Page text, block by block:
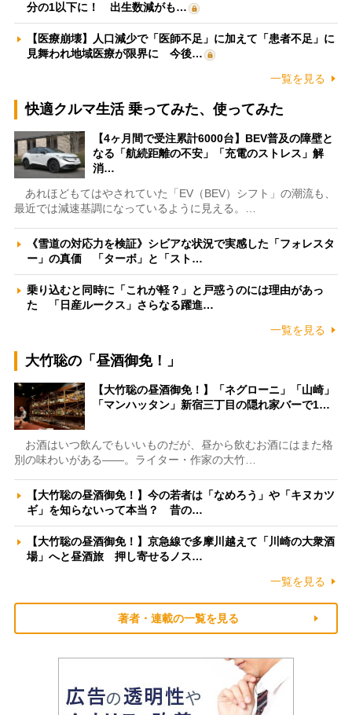
分の1以下に！ 出生数減がも…
【医療崩壊】人口減少で「医師不足」に加えて「患者不足」に
見舞われ地域医療が限界に 今後…
一覧を見る
快適クルマ生活 乗ってみた、使ってみた
【4ヶ月間で受注累計6000台】BEV普及の障壁と
なる「航続距離の不安」「充電のストレス」解
消…
あれほどもてはやされていた「EV（BEV）シフト」の潮流も、
最近では減速基調になっているように見える。…
《雪道の対応力を検証》シビアな状況で実感した「フォレスタ
ー」の真価 「ターボ」と「スト…
乗り込むと同時に「これが軽？」と戸惑うのには理由があっ
た 「日産ルークス」さらなる躍進…
一覧を見る
大竹聡の「昼酒御免！」
【大竹聡の昼酒御免！】「ネグローニ」「山崎」
「マンハッタン」新宿三丁目の隠れ家バーで1…
お酒はいつ飲んでもいいものだが、昼から飲むお酒にはまた格
別の味わいがある――。ライター・作家の大竹…
【大竹聡の昼酒御免！】今の若者は「なめろう」や「キヌカツ
ギ」を知らないって本当？ 昔の…
【大竹聡の昼酒御免！】京急線で多摩川越えて「川崎の大衆酒
場」へと昼酒旅 押し寄せるノス…
一覧を見る
著者・連載の一覧を見る